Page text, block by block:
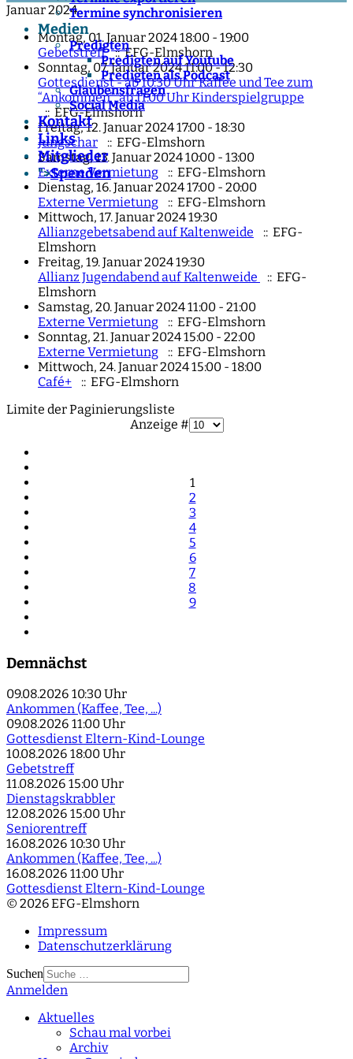
Termine synchronisieren
Medien
Predigten
Predigten auf Youtube
Predigten als Podcast
Glaubensfragen
Social Media
Kontakt
Links
Mitglieder
">Spenden
Januar 2024
Montag, 01. Januar 2024 18:00 - 19:00
Gebetstreff :: EFG-Elmshorn
Sonntag, 07. Januar 2024 11:00 - 12:30
Gottesdienst - ab 10:30 Uhr Kaffee und Tee zum
“Ankommen”, ab 11:00 Uhr Kinderspielgruppe
:: EFG-Elmshorn
Freitag, 12. Januar 2024 17:00 - 18:30
Jungschar
:: EFG-Elmshorn
Samstag, 13. Januar 2024 10:00 - 13:00
Externe Vermietung
:: EFG-Elmshorn
Dienstag, 16. Januar 2024 17:00 - 20:00
Externe Vermietung
:: EFG-Elmshorn
Mittwoch, 17. Januar 2024 19:30
Allianzgebetsabend auf Kaltenweide
:: EFG-
Elmshorn
Freitag, 19. Januar 2024 19:30
Allianz Jugendabend auf Kaltenweide
:: EFG-
Elmshorn
Samstag, 20. Januar 2024 11:00 - 21:00
Externe Vermietung
:: EFG-Elmshorn
Sonntag, 21. Januar 2024 15:00 - 22:00
Externe Vermietung
:: EFG-Elmshorn
Mittwoch, 24. Januar 2024 15:00 - 18:00
Café+
:: EFG-Elmshorn
Limite der Paginierungsliste
Anzeige #
1
2
3
4
5
6
7
8
9
Demnächst
09.08.2026 10:30 Uhr
Ankommen (Kaffee, Tee, ...)
09.08.2026 11:00 Uhr
Gottesdienst Eltern-Kind-Lounge
10.08.2026 18:00 Uhr
Gebetstreff
11.08.2026 15:00 Uhr
Dienstagskrabbler
12.08.2026 15:00 Uhr
Seniorentreff
16.08.2026 10:30 Uhr
Ankommen (Kaffee, Tee, ...)
16.08.2026 11:00 Uhr
Gottesdienst Eltern-Kind-Lounge
© 2026 EFG-Elmshorn
Impressum
Datenschutzerklärung
Suchen
Type 2 or more
Anmelden
Aktuelles
Schau mal vorbei
Archiv